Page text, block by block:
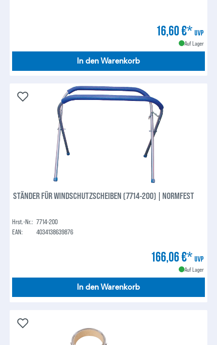
16,60 €* UVP
Auf Lager
In den Warenkorb
STÄNDER FÜR WINDSCHUTZSCHEIBEN (7714-200) | NORMFEST
Hrst.-Nr.: 7714-200
EAN:
4034138639876
166,06 €* UVP
Auf Lager
In den Warenkorb